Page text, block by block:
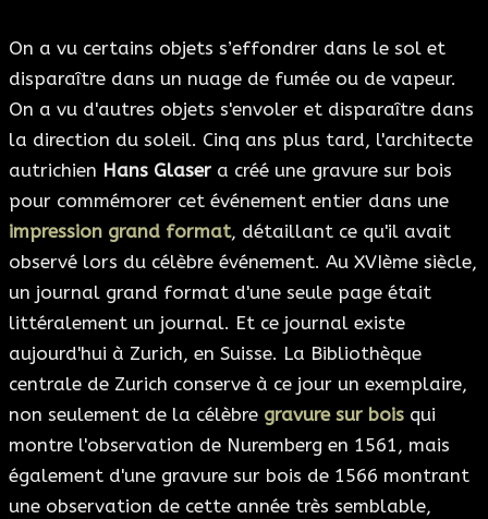
On a vu certains objets s’effondrer dans le sol et
disparaître dans un nuage de fumée ou de vapeur.
On a vu d'autres objets s'envoler et disparaître dans
la direction du soleil. Cinq ans plus tard, l'architecte
autrichien Hans Glaser a créé une gravure sur bois
pour commémorer cet événement entier dans une
impression grand format, détaillant ce qu'il avait
observé lors du célèbre événement. Au XVIème siècle,
un journal grand format d'une seule page était
littéralement un journal. Et ce journal existe
aujourd'hui à Zurich, en Suisse. La Bibliothèque
centrale de Zurich conserve à ce jour un exemplaire,
non seulement de la célèbre gravure sur bois qui
montre l'observation de Nuremberg en 1561, mais
également d'une gravure sur bois de 1566 montrant
une observation de cette année très semblable,